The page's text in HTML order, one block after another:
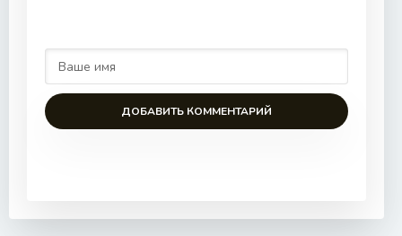
ДОБАВИТЬ КОММЕНТАРИЙ